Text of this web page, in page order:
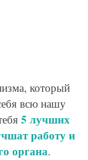
который
всю нашу
5 лучших
работу и
органа.